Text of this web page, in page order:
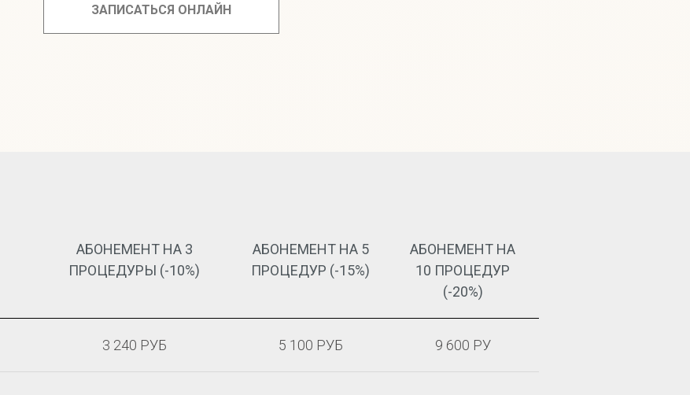
ЗАПИСАТЬСЯ ОНЛАЙН
АБОНЕМЕНТ НА 3
ПРОЦЕДУРЫ (-10%)
АБОНЕМЕНТ НА 5
ПРОЦЕДУР (-15%)
АБОНЕМЕНТ НА
10 ПРОЦЕДУР
(-20%)
3 240 РУБ 5 100 РУБ 9 600 РУ